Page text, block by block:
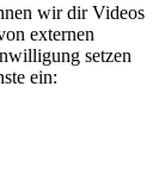
wir dir Videos
externen
setzen
ein: